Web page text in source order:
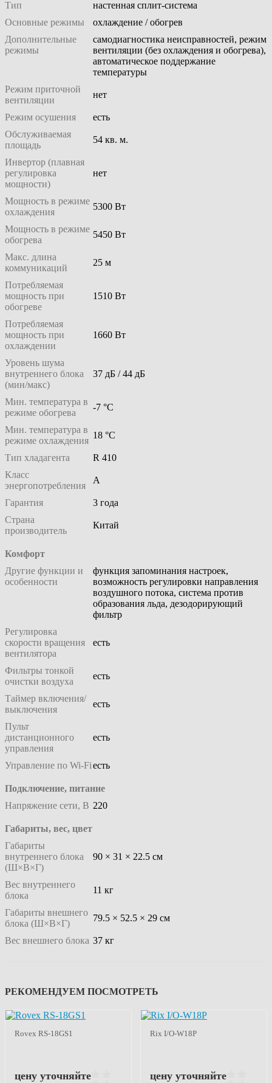
Тип
настенная сплит-система
Основные режимы
охлаждение / обогрев
Дополнительные
режимы
самодиагностика неисправностей, режим
вентиляции (без охлаждения и обогрева),
автоматическое поддержание
температуры
Режим приточной
вентиляции
нет
Режим осушения
есть
Обслуживаемая
площадь
54 кв. м.
Инвертор (плавная
регулировка
мощности)
нет
Мощность в режиме
охлаждения
5300 Вт
Мощность в режиме
обогрева
5450 Вт
Макс. длина
коммуникаций
25 м
Потребляемая
мощность при
обогреве
1510 Вт
Потребляемая
мощность при
охлаждении
1660 Вт
Уровень шума
внутреннего блока
(мин/макс)
37 дБ / 44 дБ
Мин. температура в
режиме обогрева
-7 °С
Мин. температура в
режиме охлаждения
18 °С
Тип хладагента
R 410
Класс
энергопотребления
A
Гарантия
3 года
Страна
производитель
Китай
Комфорт
Другие функции и
особенности
функция запоминания настроек,
возможность регулировки направления
воздушного потока, система против
образования льда, дезодорирующий
фильтр
Регулировка
скорости вращения
вентилятора
есть
Фильтры тонкой
очистки воздуха
есть
Таймер включения/
выключения
есть
Пульт
дистанционного
управления
есть
Управление по Wi-Fiесть
Подключение, питание
Напряжение сети, В 220
Габариты, вес, цвет
Габариты
внутреннего блока
(Ш×В×Г)
90 × 31 × 22.5 см
Вес внутреннего
блока
11 кг
Габариты внешнего
блока (Ш×В×Г)
79.5 × 52.5 × 29 см
Вес внешнего блока 37 кг
РЕКОМЕНДУЕМ ПОСМОТРЕТЬ
Rovex RS-18GS1
цену уточняйте
Rix I/O-W18P
цену уточняйте